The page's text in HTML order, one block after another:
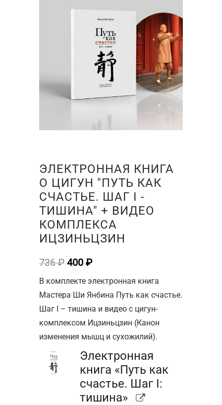
ЭЛЕКТРОННАЯ КНИГА
О ЦИГУН "ПУТЬ КАК
СЧАСТЬЕ. ШАГ I -
ТИШИНА" + ВИДЕО
КОМПЛЕКСА
ИЦЗИНЬЦЗИН
736₽ Первоначальная
составляла
400 ₽Текущая
400 ₽.
В комплекте электронная книга
Мастера Ши Янбина Путь как счастье.
Шаг I – тишина и видео с цигун-
комплексом Ицзиньцзин (Канон
изменения мышц и сухожилий).
Электронная
книга «Путь как
счастье. Шаг I:
тишина»